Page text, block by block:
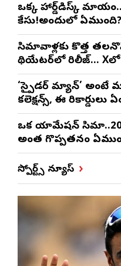
ఒక్క హార్డ్‌డిస్క్ మాయం…
కేసు!అందులో ఏముంది?
సినిమావాళ్లకు కొత్త
థియేటర్‌లో రిలీజ్… Xలో
‘స్పైడర్ మ్యాన్’ అంటే
కలెక్షన్స్, ఈ రికార్డులు
ఒక యానిమేషన్ సినిమా..20
అంత గొప్పతనం
స్పోర్ట్స్ న్యూస్